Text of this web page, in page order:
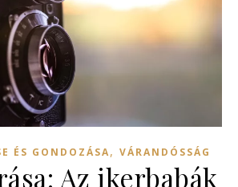
ÉS GONDOZÁSA, VÁRANDÓSSÁG
Az ikerbabák